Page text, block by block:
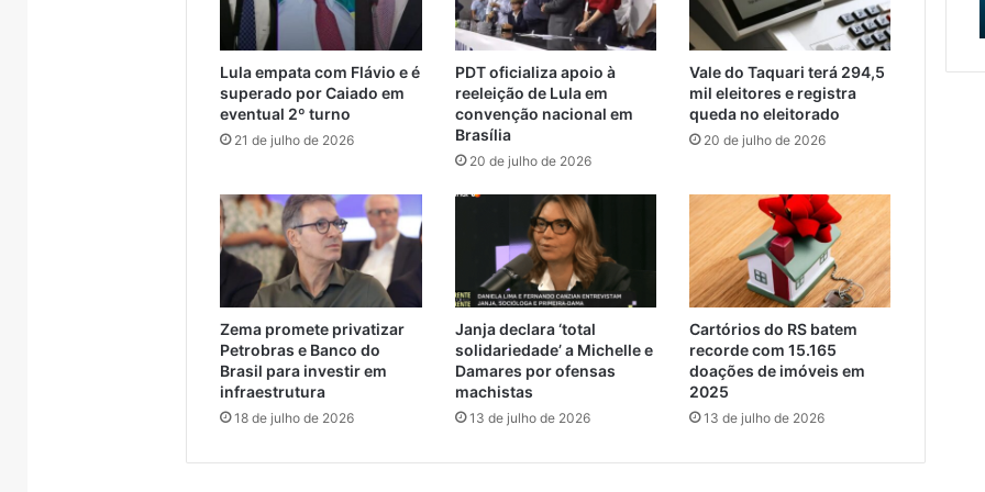
Lula empata com Flávio e é
superado por Caiado em
eventual 2º turno
21 de julho de 2026
PDT oficializa apoio à
reeleição de Lula em
convenção nacional em
Brasília
20 de julho de 2026
Vale do Taquari terá 294,5
mil eleitores e registra
queda no eleitorado
20 de julho de 2026
Zema promete privatizar
Petrobras e Banco do
Brasil para investir em
infraestrutura
18 de julho de 2026
Janja declara ‘total
solidariedade’ a Michelle e
Damares por ofensas
machistas
13 de julho de 2026
Cartórios do RS batem
recorde com 15.165
doações de imóveis em
2025
13 de julho de 2026
considerada
considerada racista
Encantado
de semana em Encantado
apresentação
do
da
Devoção
Devoção